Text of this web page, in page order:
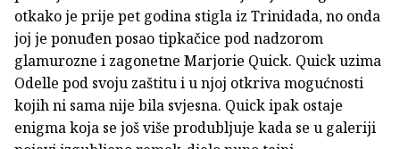
otkako je prije pet godina stigla iz Trinidada, no onda
joj je ponuđen posao tipkačice pod nadzorom
glamurozne i zagonetne Marjorie Quick. Quick uzima
Odelle pod svoju zaštitu i u njoj otkriva mogućnosti
kojih ni sama nije bila svjesna. Quick ipak ostaje
enigma koja se još više produbljuje kada se u galeriji